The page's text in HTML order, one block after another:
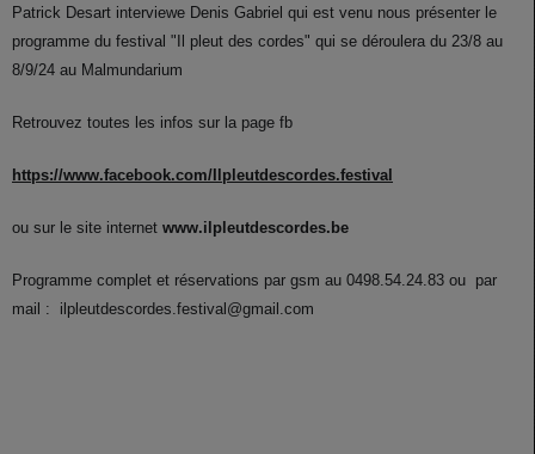
Patrick Desart interviewe Denis Gabriel qui est venu nous présenter le
programme du festival "Il pleut des cordes" qui se déroulera du 23/8 au
8/9/24 au Malmundarium
Retrouvez toutes les infos sur la page fb
https://www.facebook.com/Ilpleutdescordes.festival
ou sur le site internet www.ilpleutdescordes.be
Programme complet et réservations par gsm au 0498.54.24.83 ou par
mail :
ilpleutdescordes.festival@gmail.com